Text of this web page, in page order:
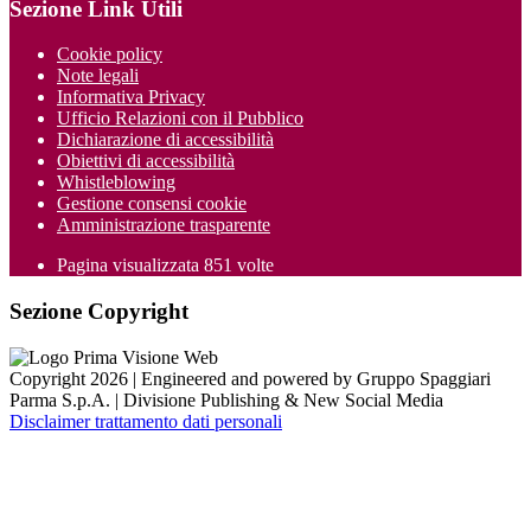
Sezione Link Utili
Cookie policy
Note legali
Informativa Privacy
Ufficio Relazioni con il Pubblico
Dichiarazione di accessibilità
Obiettivi di accessibilità
Whistleblowing
Gestione consensi cookie
Amministrazione trasparente
Pagina visualizzata 851 volte
Sezione Copyright
Copyright 2026 | Engineered and powered by Gruppo Spaggiari
Parma S.p.A. | Divisione Publishing & New Social Media
Disclaimer trattamento dati personali